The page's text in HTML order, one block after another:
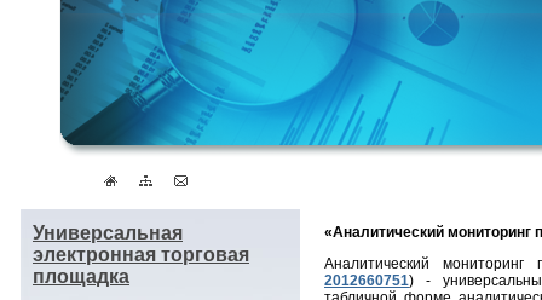
Универсальная
электронная торговая
площадка
«Аналитический
Аналитический
2012660751) -